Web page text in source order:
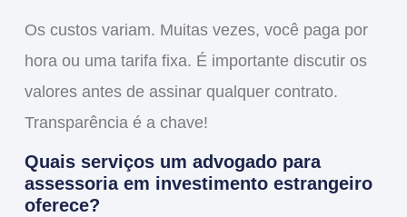
Os custos variam. Muitas vezes, você paga por
hora ou uma tarifa fixa. É importante discutir os
valores antes de assinar qualquer contrato.
Transparência é a chave!
Quais serviços um advogado para
assessoria em investimento estrangeiro
oferece?